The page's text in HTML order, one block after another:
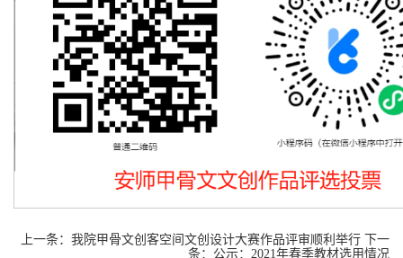
上一条： 我院甲骨文创客空间文创设计大赛作品评审顺利举行 下一
条： 公示：2021年春季教材选用情况